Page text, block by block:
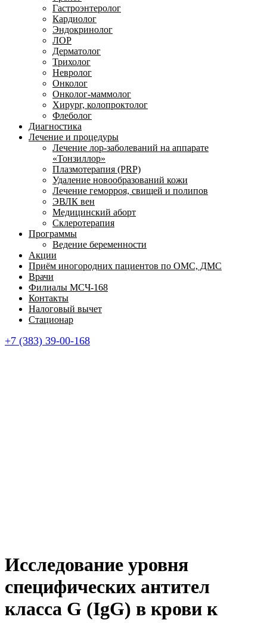
Гастроэнтеролог
Кардиолог
Эндокринолог
ЛОР
Дерматолог
Трихолог
Невролог
Онколог
Онколог-маммолог
Хирург, колопроктолог
Флеболог
Диагностика
Лечение и процедуры
Лечение лор-заболеваний на аппарате
«Тонзиллор»
Плазмотерапия (PRP)
Удаление новообразований кожи
Лечение геморроя, свищей и полипов
ЭВЛК вен
Медицинский аборт
Склеротерапия
Программы
Ведение беременности
Акции
Приём иногородних пациентов по ОМС, ДМС
Врачи
Филиалы МСЧ-168
Контакты
Налоговый вычет
Стационар
+7 (383) 39-00-168
Исследование уровня
специфических антител
класса G (IgG) в крови к